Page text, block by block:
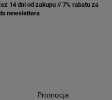
14 dni od zakupu // 7% rabatu za
newslettera
Promocja